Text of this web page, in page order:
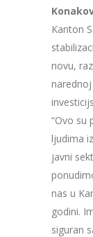
Kanton
novu,
“Ovo su
ljudima
javni
nas u
godini.
siguran